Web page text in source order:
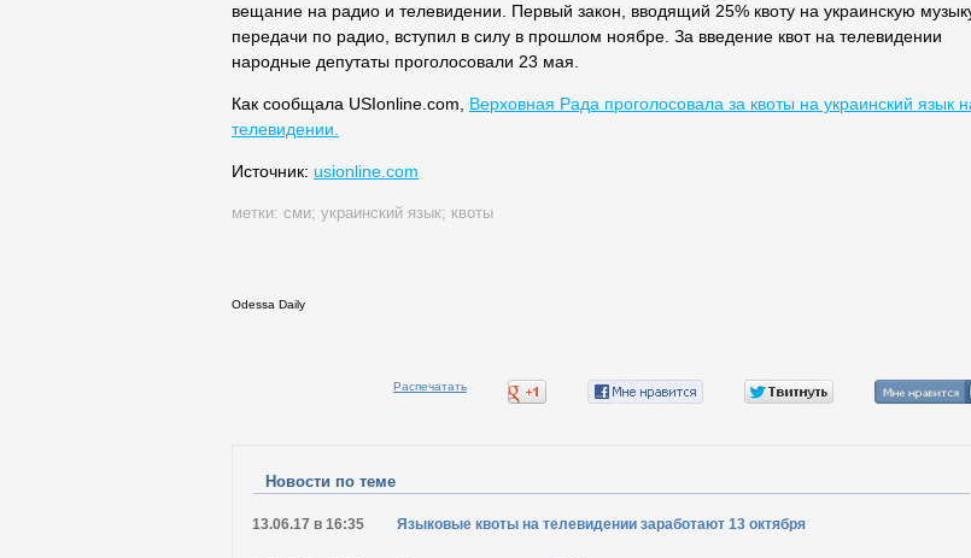
вещание на радио и телевидении. Первый закон, вводящий 25% квоту на украинскую
передачи по радио, вступил в силу в прошлом ноябре. За введение квот на телевидении
народные депутаты проголосовали 23 мая.
Как сообщала USIonline.com, Верховная Рада проголосовала за квоты на украинский язык
телевидении.
Источник: usionline.com
метки: сми; украинский язык; квоты
Odessa Daily
Распечатать
Новости по теме
13.06.17 в 16:35 Языковые квоты на телевидении заработают 13 октября